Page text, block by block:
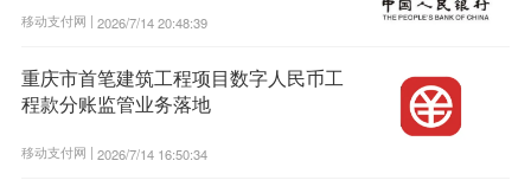
移动支付网 | 2026/7/14 20:48:39
重庆市首笔建筑工程项目数字人民币工
程款分账监管业务落地
移动支付网 | 2026/7/14 16:50:34